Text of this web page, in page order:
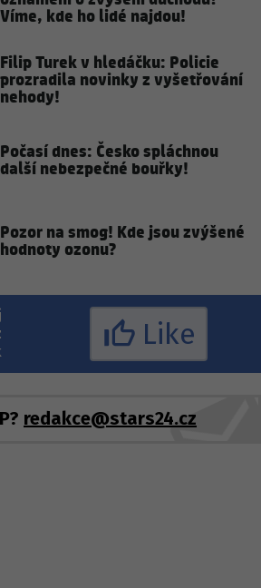
Víme, kde ho lidé najdou!
Filip Turek v hledáčku: Policie
prozradila novinky z vyšetřování
nehody!
Počasí dnes: Česko spláchnou
další nebezpečné bouřky!
Pozor na smog! Kde jsou zvýšené
hodnoty ozonu?
Like
redakce@stars24.cz